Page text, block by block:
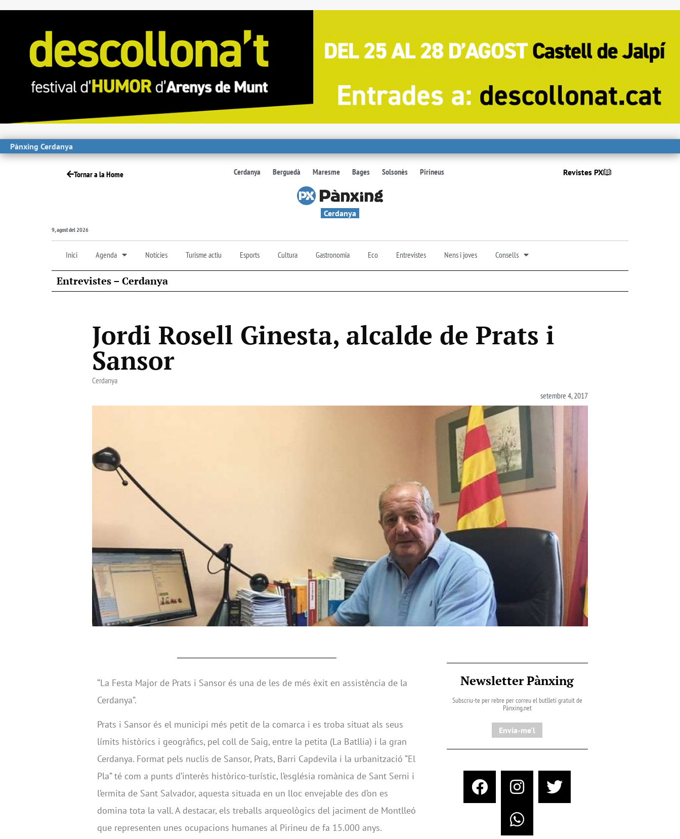
Pànxing Cerdanya
Tornar a la Home Cerdanya Berguedà Maresme Bages Solsonès Pirineus Revistes PX
Cerdanya
9, agost del 2026
Inici Agenda Notícies Turisme actiu Esports Cultura Gastronomia Eco Entrevistes Nens i joves Consells
Entrevistes – Cerdanya
Jordi Rosell Ginesta, alcalde de Prats i
Sansor
Cerdanya
setembre 4, 2017
“La Festa Major de Prats i Sansor és una de les de més èxit en assistència de la
Cerdanya”.
Prats i Sansor és el municipi més petit de la comarca i es troba situat als seus
límits històrics i geogràfics, pel coll de Saig, entre la petita (La Batllia) i la gran
Cerdanya. Format pels nuclis de Sansor, Prats, Barri Capdevila i la urbanització “El
Pla” té com a punts d’interès històrico-turístic, l’església romànica de Sant Serni i
l’ermita de Sant Salvador, aquesta situada en un lloc envejable des d’on es
domina tota la vall. A destacar, els treballs arqueològics del jaciment de Montlleó
que representen unes ocupacions humanes al Pirineu de fa 15.000 anys.
Newsletter Pànxing
Subscriu-te per rebre per correu el butlletí gratuït de
Pànxing.net​
Envia-me'l